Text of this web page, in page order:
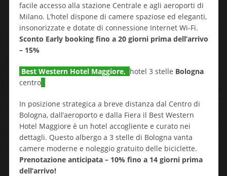
facile accesso alla stazione Centrale e agli aeroporti di
Milano. L’hotel dispone di camere spaziose ed eleganti,
insonorizzate e dotate di connessione Internet Wi-Fi.
Sconto Early booking fino a 20 giorni prima dell’arrivo
– 15%
Best Western Hotel Maggiore, hotel 3 stelle Bologna
centro
In posizione strategica a breve distanza dal Centro di
Bologna, dall’aeroporto e dalla Fiera il Best Western
Hotel Maggiore è un hotel accogliente e curato nei
dettagli. Questo albergo a 3 stelle di Bologna vanta
camere moderne e noleggio gratuito delle biciclette.
Prenotazione anticipata – 10% fino a 14 giorni prima
dell’arrivo!